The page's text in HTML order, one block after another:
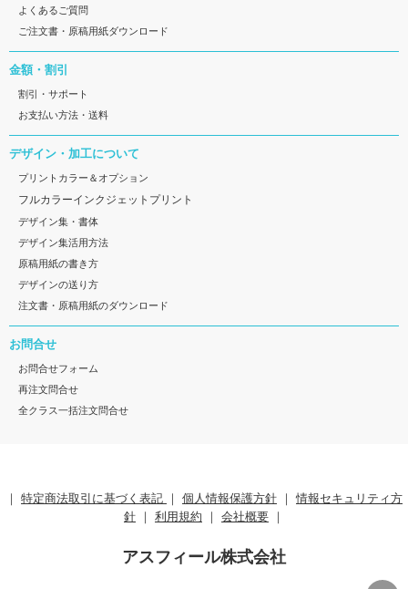
よくあるご質問
ご注文書・原稿用紙ダウンロード
金額・割引
割引・サポート
お支払い方法・送料
デザイン・加工について
プリントカラー＆オプション
フルカラーインクジェットプリント
デザイン集・書体
デザイン集活用方法
原稿用紙の書き方
デザインの送り方
注文書・原稿用紙のダウンロード
お問合せ
お問合せフォーム
再注文問合せ
全クラス一括注文問合せ
｜ 特定商法取引に基づく表記 ｜ 個人情報保護方針 ｜情報セキュリティ方
針 ｜ 利用規約 ｜ 会社概要 ｜
アスフィール株式会社